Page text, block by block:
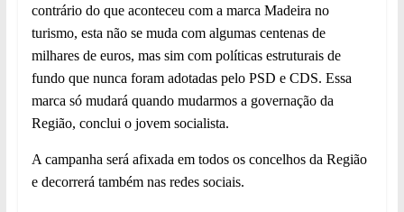
contrário do que aconteceu com a marca Madeira no
turismo, esta não se muda com algumas centenas de
milhares de euros, mas sim com políticas estruturais de
fundo que nunca foram adotadas pelo PSD e CDS. Essa
marca só mudará quando mudarmos a governação da
Região, conclui o jovem socialista.
A campanha será afixada em todos os concelhos da Região
e decorrerá também nas redes sociais.